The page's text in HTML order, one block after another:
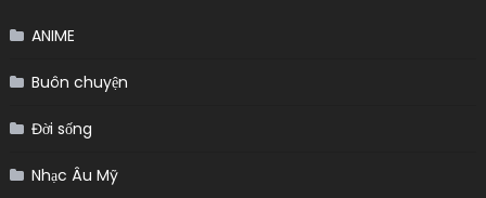
ANIME
Buôn chuyện
Đời sống
Nhạc Âu Mỹ